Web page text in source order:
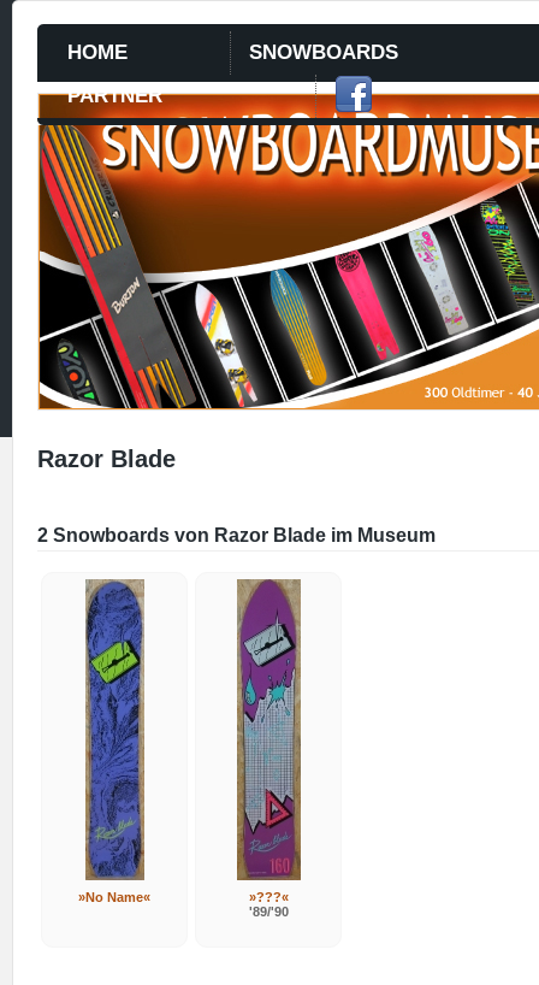
HOME
SNOWBOARDS
PARTNER
Razor Blade
2 Snowboards von Razor Blade im Museum
»No Name«
»???«
'89/'90